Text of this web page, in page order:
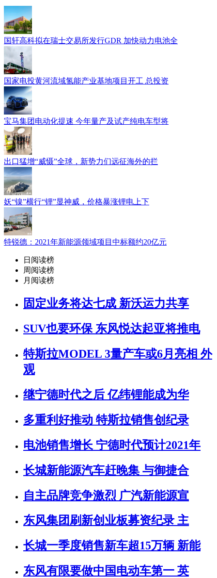
国轩高科拟在瑞士交易所发行GDR 加快动力电池全
国家电投黄河流域氢能产业基地项目开工 总投资
宝马集团电动化提速 今年量产及试产纯电车型将
出口猛增“威慑”全球，新势力们远征海外的拦
妖“镍”横行“锂”显神威，价格暴涨锂电上下
特锐德：2021年新能源领域项目中标额约20亿元
日阅读榜
周阅读榜
月阅读榜
固定业务将达七成 新沃运力共享
SUV也要环保 东风悦达起亚将推电
特斯拉MODEL 3量产车或6月亮相 外
观
继宁德时代之后 亿纬锂能成为华
多重利好推动 特斯拉销售创纪录
电池销售增长 宁德时代预计2021年
长城新能源汽车赶晚集 与御捷合
自主品牌竞争激烈 广汽新能源宣
东风集团刷新创业板募资纪录 主
长城一季度销售新车超15万辆 新能
东风有限要做中国电动车第一 英